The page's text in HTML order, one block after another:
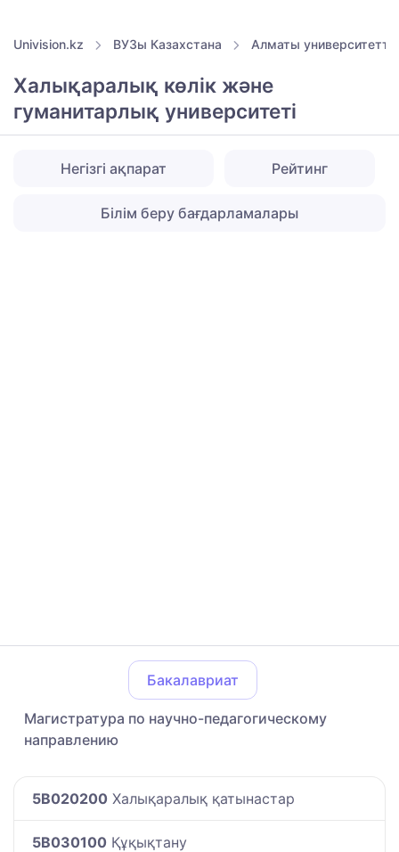
Univision.kz ВУЗы Казахстана Алматы
Халықаралық көлік және
гуманитарлық университеті
Негізгі ақпарат Рейтинг
Білім беру бағдарламалары
Бакалавриат
Магистратура по научно-педагогическому
направлению
5B020200 Халықаралық қатынастар
5B030100 Құқықтану